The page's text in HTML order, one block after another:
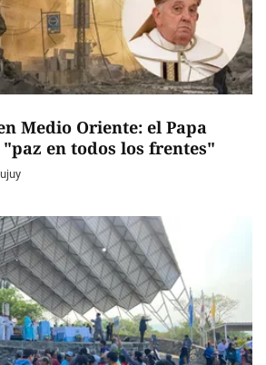
Medio Oriente: el Papa
en todos los frentes"